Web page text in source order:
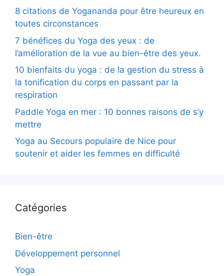
8 citations de Yogananda pour être heureux en
toutes circonstances
7 bénéfices du Yoga des yeux : de
l’amélioration de la vue au bien-être des yeux.
10 bienfaits du yoga : de la gestion du stress à
la tonification du corps en passant par la
respiration
Paddle Yoga en mer : 10 bonnes raisons de s’y
mettre
Yoga au Secours populaire de Nice pour
soutenir et aider les femmes en difficulté
Catégories
Bien-être
Développement personnel
Yoga